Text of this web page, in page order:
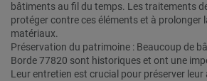
bâtiments au fil du temps. Les traitements
protéger contre ces éléments et à prolonger
matériaux.
Préservation du patrimoine : Beaucoup de
Borde 77820 sont historiques et ont une
Leur entretien est crucial pour préserver leur